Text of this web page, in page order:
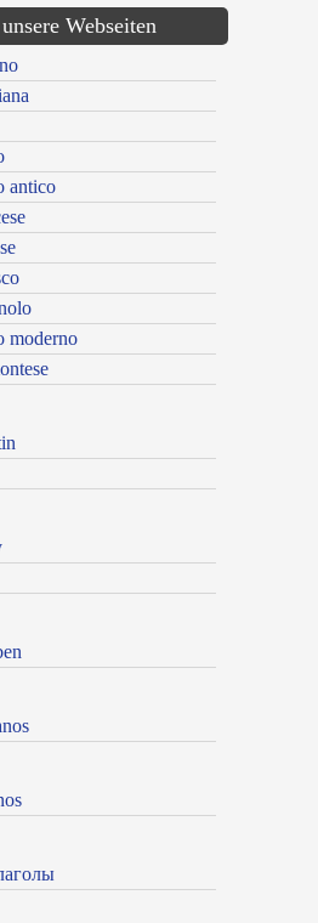
Webseiten
antico
moderno